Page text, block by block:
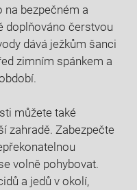
bezpečném a
doplňováno čerstvou
dává ježkům šanci
zimním spánkem a
můžete také
zahradě. Zabezpečte
volně pohybovat.
a jedů v okolí,